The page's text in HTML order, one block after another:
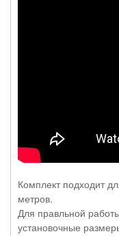
Комплект подходит
метров.
Для правльной
установочные